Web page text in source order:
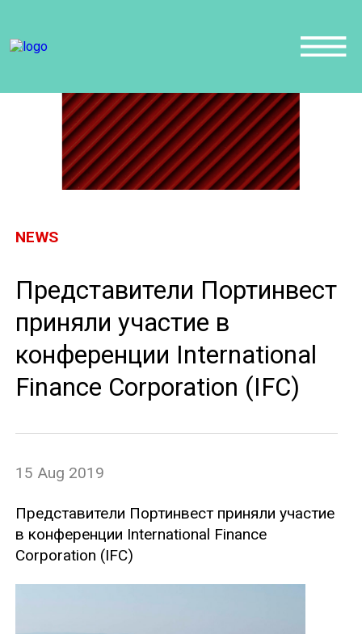
NEWS
Представители Портинвест
приняли участие в
конференции International
Finance Corporation (IFC)
Представители Портинвест приняли участие
в конференции International Finance
Corporation (IFC)
15 Aug 2019